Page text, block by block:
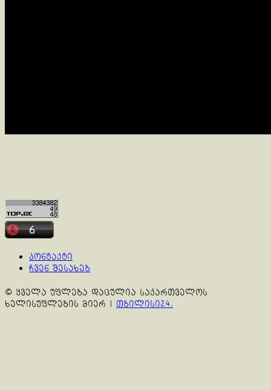
კონტაქტი
ჩვენ შესახებ
© ყველა უფლება დაცულია საქართველოს
ხელისუფლების მიერ | თბილისი24.